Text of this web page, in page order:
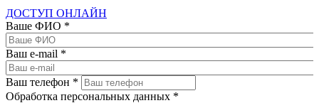
ДОСТУП ОНЛАЙН
Ваше ФИО *
Ваш e-mail *
Ваш телефон *
Обработка персональных данных *